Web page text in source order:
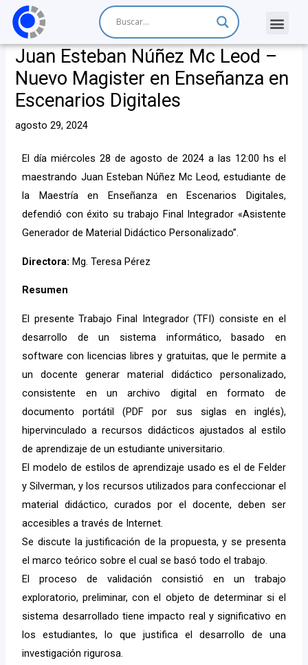
Juan Esteban Núñez Mc Leod –
Nuevo Magister en Enseñanza en
Escenarios Digitales
agosto 29, 2024
El día miércoles 28 de agosto de 2024 a las 12:00 hs el
maestrando Juan Esteban Núñez Mc Leod, estudiante de
la Maestría en Enseñanza en Escenarios Digitales,
defendió con éxito su trabajo Final Integrador «Asistente
Generador de Material Didáctico Personalizado”.
Directora: Mg. Teresa Pérez
Resumen
El presente Trabajo Final Integrador (TFI) consiste en el
desarrollo de un sistema informático, basado en
software con licencias libres y gratuitas, que le permite a
un docente generar material didáctico personalizado,
consistente en un archivo digital en formato de
documento portátil (PDF por sus siglas en inglés),
hipervinculado a recursos didácticos ajustados al estilo
de aprendizaje de un estudiante universitario.
El modelo de estilos de aprendizaje usado es el de Felder
y Silverman, y los recursos utilizados para confeccionar el
material didáctico, curados por el docente, deben ser
accesibles a través de Internet.
Se discute la justificación de la propuesta, y se presenta
el marco teórico sobre el cual se basó todo el trabajo.
El proceso de validación consistió en un trabajo
exploratorio, preliminar, con el objeto de determinar si el
sistema desarrollado tiene impacto real y significativo en
los estudiantes, lo que justifica el desarrollo de una
investigación rigurosa.